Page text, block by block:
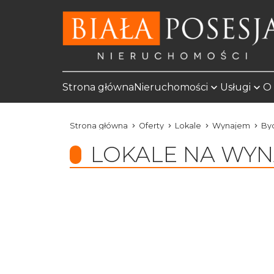
Strona głównaNieruchomości Usługi O
Strona główna Oferty Lokale Wynajem
LOKALE NA